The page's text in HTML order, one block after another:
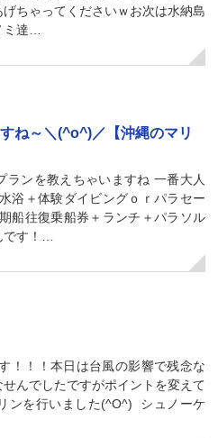
ちゃってくださいｗお次は水納島
達…
ね～＼(^o^)／【沖縄のマリ
ランを教えちゃいますね 一番大人
浴＋体験ダイビングｏｒパラセー
船往復乗船券＋ランチ＋パラソル
す！…
！！！本日は台風の影響で残念な
んでしたですがポイントを変えて
ンを行いました(^O^) シュノーケ